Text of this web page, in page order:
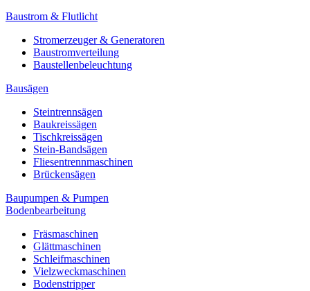
Baustrom & Flutlicht
Stromerzeuger & Generatoren
Baustromverteilung
Baustellenbeleuchtung
Bausägen
Steintrennsägen
Baukreissägen
Tischkreissägen
Stein-Bandsägen
Fliesentrennmaschinen
Brückensägen
Baupumpen & Pumpen
Bodenbearbeitung
Fräsmaschinen
Glättmaschinen
Schleifmaschinen
Vielzweckmaschinen
Bodenstripper